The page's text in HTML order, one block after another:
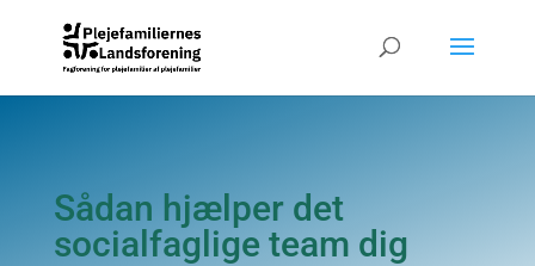
Sådan hjælper det
socialfaglige team dig